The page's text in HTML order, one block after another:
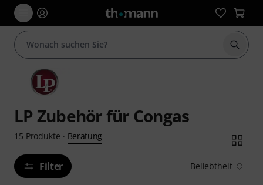
Suche
LP Zubehör für Congas
15 Produkte · Beratung
Filter Beliebtheit